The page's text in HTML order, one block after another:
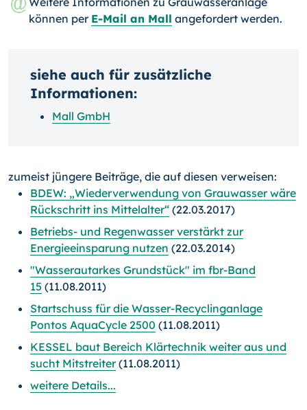
können per E-Mail an Mall angefordert werden.
siehe auch für zusätzliche
Informationen:
Mall GmbH
zumeist jüngere Beiträge, die auf diesen verweisen:
BDEW: „Wiederverwendung von Grauwasser wäre
Rückschritt ins Mittelalter“ (22.03.2017)
Betriebs- und Regenwasser verstärkt zur
Energieeinsparung nutzen (22.03.2014)
"Wasserautarkes Grundstück" im fbr-Band
15 (11.08.2011)
Startschuss für die Wasser-Recyclinganlage
Pontos AquaCycle 2500 (11.08.2011)
KESSEL baut Bereich Klärtechnik weiter aus und
sucht Mitstreiter(11.08.2011)
weitere Details...